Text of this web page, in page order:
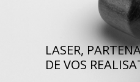
LASER,
DE VOS